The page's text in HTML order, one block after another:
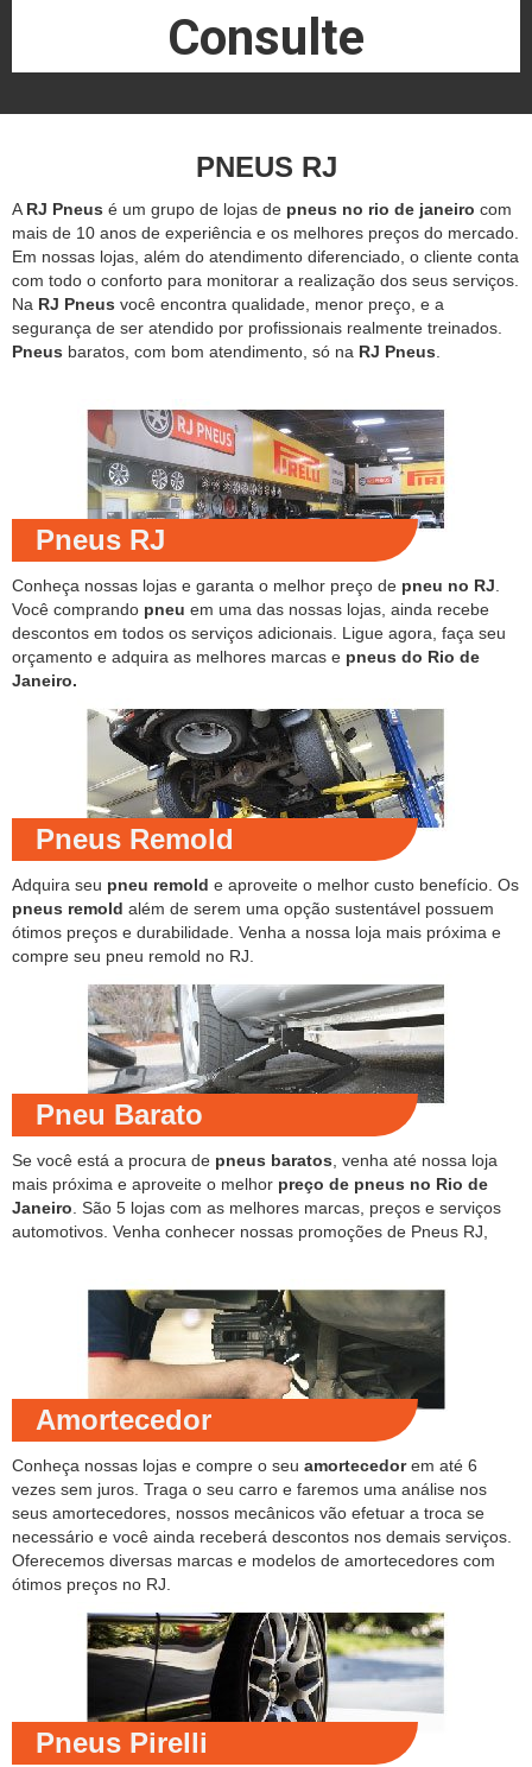
Consulte
PNEUS RJ
A RJ Pneus é um grupo de lojas de pneus no rio de janeiro com
mais de 10 anos de experiência e os melhores preços do mercado.
Em nossas lojas, além do atendimento diferenciado, o cliente conta
com todo o conforto para monitorar a realização dos seus serviços.
Na RJ Pneus você encontra qualidade, menor preço, e a
segurança de ser atendido por profissionais realmente treinados.
Pneus baratos, com bom atendimento, só na RJ Pneus
Pneus RJ
Conheça nossas lojas e garanta o melhor preço de pneu no RJ
Você comprando pneu em uma das nossas lojas, ainda recebe
descontos em todos os serviços adicionais. Ligue agora, faça seu
orçamento e adquira as melhores marcas e pneus do Rio de
Janeiro.
Pneus Remold
Adquira seu pneu remold e aproveite o melhor custo benefício. Os
pneus remold além de serem uma opção sustentável possuem
ótimos preços e durabilidade. Venha a nossa loja mais próxima e
compre seu pneu remold no RJ.
Pneu Barato
Se você está a procura de pneus baratos , venha até nossa loja
mais próxima e aproveite o melhor preço de pneus no Rio de
Janeiro . São 5 lojas com as melhores marcas, preços e serviços
automotivos. Venha conhecer nossas promoções de Pneus RJ,
Amortecedor
Conheça nossas lojas e compre o seu amortecedorem até 6
vezes sem juros. Traga o seu carro e faremos uma análise nos
seus amortecedores, nossos mecânicos vão efetuar a troca se
necessário e você ainda receberá descontos nos demais serviços.
Oferecemos diversas marcas e modelos de amortecedores com
ótimos preços no RJ.
Pneus Pirelli